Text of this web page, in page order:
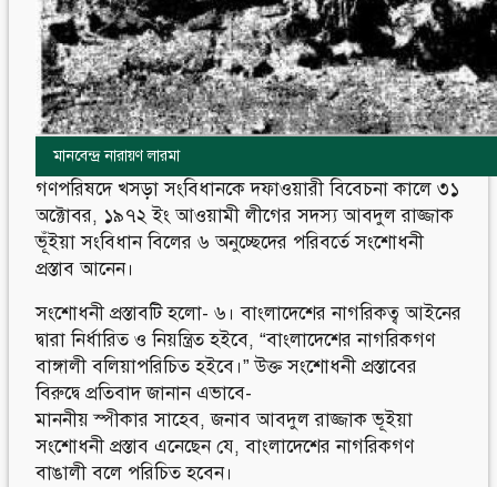
মানবেন্দ্র নারায়ণ লারমা
গণপরিষদে খসড়া সংবিধানকে দফাওয়ারী বিবেচনা কালে ৩১
অক্টোবর, ১৯৭২ ইং আওয়ামী লীগের সদস্য আবদুল রাজ্জাক
ভূঁইয়া সংবিধান বিলের ৬ অনুচ্ছেদের পরিবর্তে সংশোধনী
প্রস্তাব আনেন।
সংশোধনী প্রস্তাবটি হলো- ৬। বাংলাদেশের নাগরিকত্ব আইনের
দ্বারা নির্ধারিত ও নিয়ন্ত্রিত হইবে, “বাংলাদেশের নাগরিকগণ
বাঙ্গালী বলিয়াপরিচিত হইবে।” উক্ত সংশোধনী প্রস্তাবের
বিরুদ্বে প্রতিবাদ জানান এভাবে-
মাননীয় স্পীকার সাহেব, জনাব আবদুল রাজ্জাক ভূইয়া
সংশোধনী প্রস্তাব এনেছেন যে, বাংলাদেশের নাগরিকগণ
বাঙালী বলে পরিচিত হবেন।